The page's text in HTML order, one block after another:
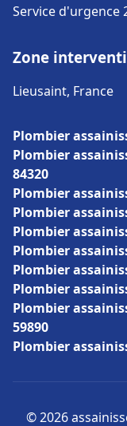
Service d'urgence
Zone
Lieusaint, France
Plombier
Plombier
84320
Plombier
Plombier
Plombier
Plombier
Plombier
Plombier
Plombier
59890
Plombier
© 2026